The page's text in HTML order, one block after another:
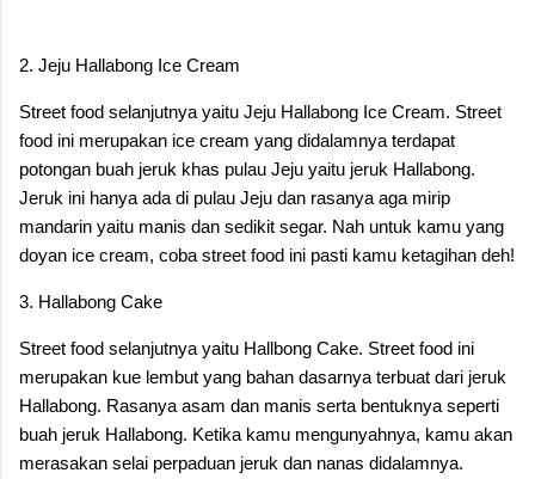
2. Jeju Hallabong Ice Cream
Street food selanjutnya yaitu Jeju Hallabong Ice Cream. Street
food ini merupakan ice cream yang didalamnya terdapat
potongan buah jeruk khas pulau Jeju yaitu jeruk Hallabong.
Jeruk ini hanya ada di pulau Jeju dan rasanya aga mirip
mandarin yaitu manis dan sedikit segar. Nah untuk kamu yang
doyan ice cream, coba street food ini pasti kamu ketagihan deh!
3. Hallabong Cake
Street food selanjutnya yaitu Hallbong Cake. Street food ini
merupakan kue lembut yang bahan dasarnya terbuat dari jeruk
Hallabong. Rasanya asam dan manis serta bentuknya seperti
buah jeruk Hallabong. Ketika kamu mengunyahnya, kamu akan
merasakan selai perpaduan jeruk dan nanas didalamnya.